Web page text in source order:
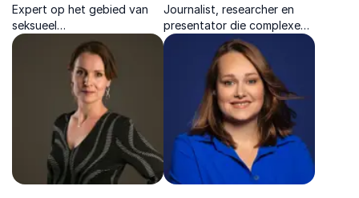
Expert op het gebied van
seksueel
grensoverschrijdend
Journalist, researcher en
presentator die complexe
onderwerpen toegankelijk
maakt en met energie,
inhoud en interactie elk
evenement professioneel
begeleidt.